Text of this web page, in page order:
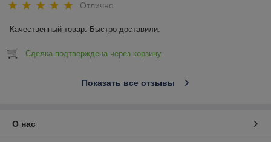
Отлично
Качественный товар. Быстро доставили.
Сделка подтверждена через корзину
Показать все отзывы
О нас